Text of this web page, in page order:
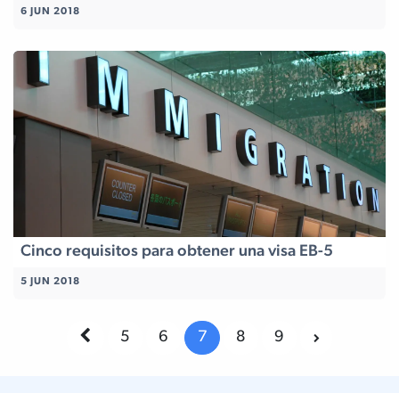
6 JUN 2018
Cinco requisitos para obtener una visa EB-5
5 JUN 2018
5 6 7 8 9